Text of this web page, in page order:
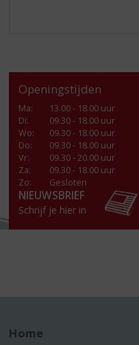
Openingstijden
Ma:
13.00 - 18.00 uur
Di:
09.30 - 18.00 uur
Wo:
09.30 - 18.00 uur
Do:
09.30 - 18.00 uur
Vr:
09.30 - 20.00 uur
Za:
09.30 - 18.00 uur
Zo:
Gesloten
NIEUWSBRIEF
Schrijf je hier in
Home